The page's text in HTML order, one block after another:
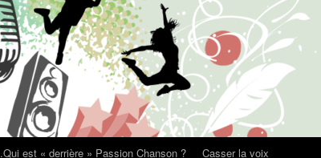
.Qui est « derrière » Passion Chanson ?
Casser la voix